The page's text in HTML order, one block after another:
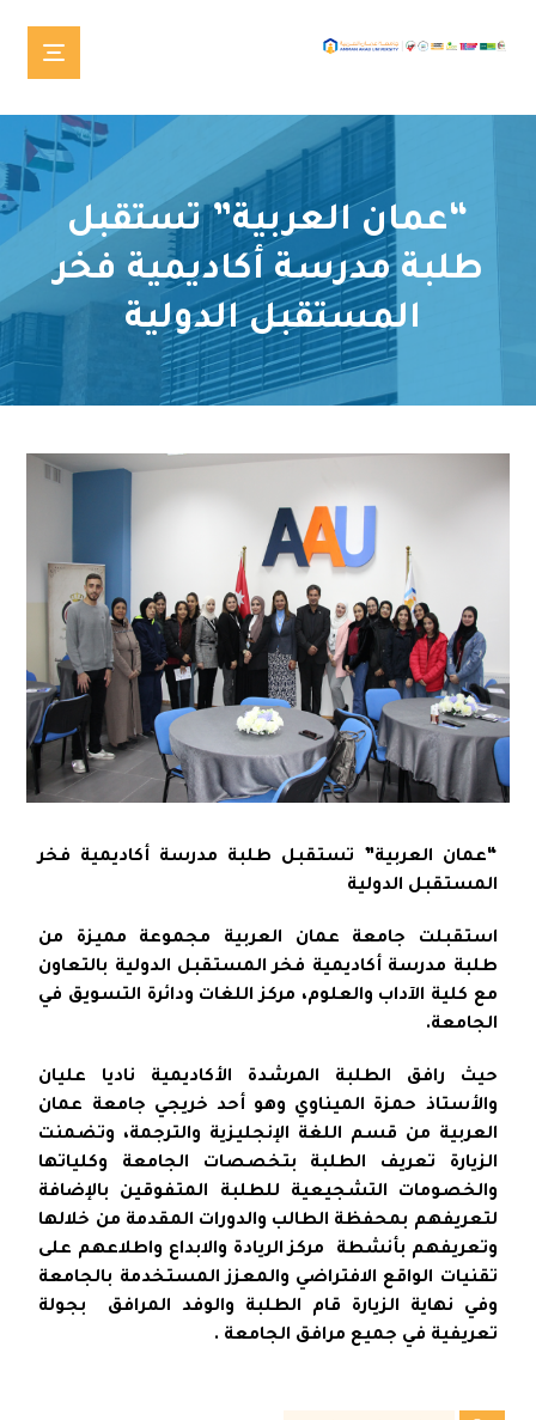
“عمان العربية” تستقبل
طلبة مدرسة أكاديمية فخر
المستقبل الدولية
“عمان العربية” تستقبل طلبة مدرسة أكاديمية فخر
المستقبل الدولية
استقبلت جامعة عمان العربية مجموعة مميزة من
طلبة مدرسة أكاديمية فخر المستقبل الدولية بالتعاون
مع كلية الآداب والعلوم، مركز اللغات ودائرة التسويق في
الجامعة.
حيث رافق الطلبة المرشدة الأكاديمية ناديا عليان
والأستاذ حمزة الميناوي وهو أحد خريجي جامعة عمان
العربية من قسم اللغة الإنجليزية والترجمة، وتضمنت
الزيارة تعريف الطلبة بتخصصات الجامعة وكلياتها
والخصومات التشجيعية للطلبة المتفوقين بالإضافة
لتعريفهم بمحفظة الطالب والدورات المقدمة من خلالها
وتعريفهم بأنشطة مركز الريادة والابداع واطلاعهم على
تقنيات الواقع الافتراضي والمعزز المستخدمة بالجامعة
وفي نهاية الزيارة قام الطلبة والوفد المرافق بجولة
تعريفية في جميع مرافق الجامعة .